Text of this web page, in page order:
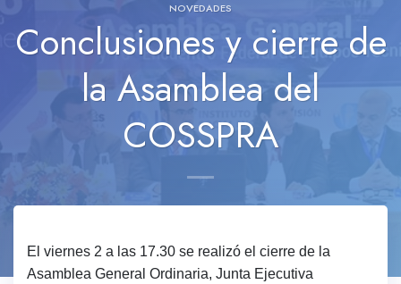
NOVEDADES
Conclusiones y cierre de
la Asamblea del
COSSPRA
El viernes 2 a las 17.30 se realizó el cierre de la
Asamblea General Ordinaria, Junta Ejecutiva